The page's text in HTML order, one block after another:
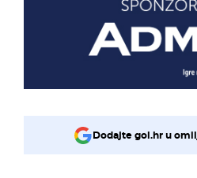
Dodajte gol.hr u